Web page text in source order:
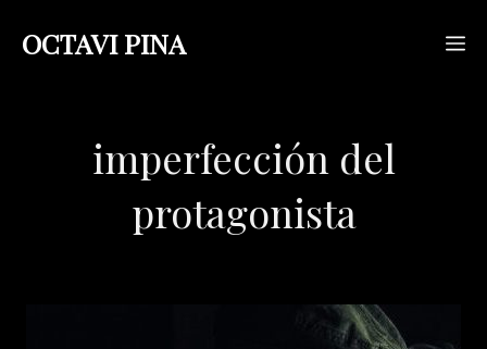
OCTAVI PINA
imperfección del
protagonista